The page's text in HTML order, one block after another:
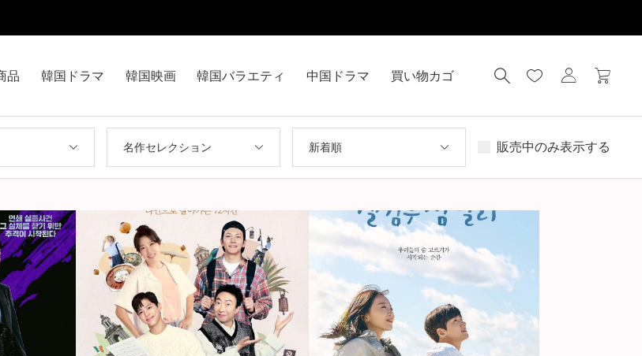
品 韓国ドラマ 韓国映画 韓国バラエティ 中国ドラマ 買い物カゴ
名作セレクション 新着順 販売中のみ表示する